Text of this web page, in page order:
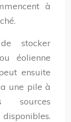
à
stocker
éolienne
ensuite
une pile à
sources